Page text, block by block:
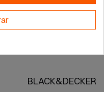
BLACK&DECKER